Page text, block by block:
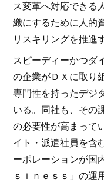
ス変革へ対応できる
織にするために人的
リスキリングを推進
スピーディーかつダ
の企業がＤＸに取り
専門性を持ったデジ
いる。同社も、その
の必要性が高まって
イト・派遣社員を含
ーポレーションが国
ｓｉｎｅｓｓ」の運